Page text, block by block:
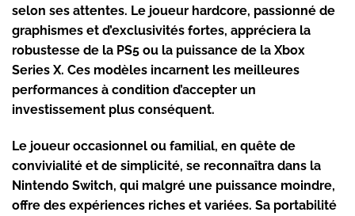
selon ses attentes. Le joueur hardcore, passionné de
graphismes et d’exclusivités fortes, appréciera la
robustesse de la PS5 ou la puissance de la Xbox
Series X. Ces modèles incarnent les meilleures
performances à condition d’accepter un
investissement plus conséquent.
Le joueur occasionnel ou familial, en quête de
convivialité et de simplicité, se reconnaîtra dans la
Nintendo Switch, qui malgré une puissance moindre,
offre des expériences riches et variées. Sa portabilité